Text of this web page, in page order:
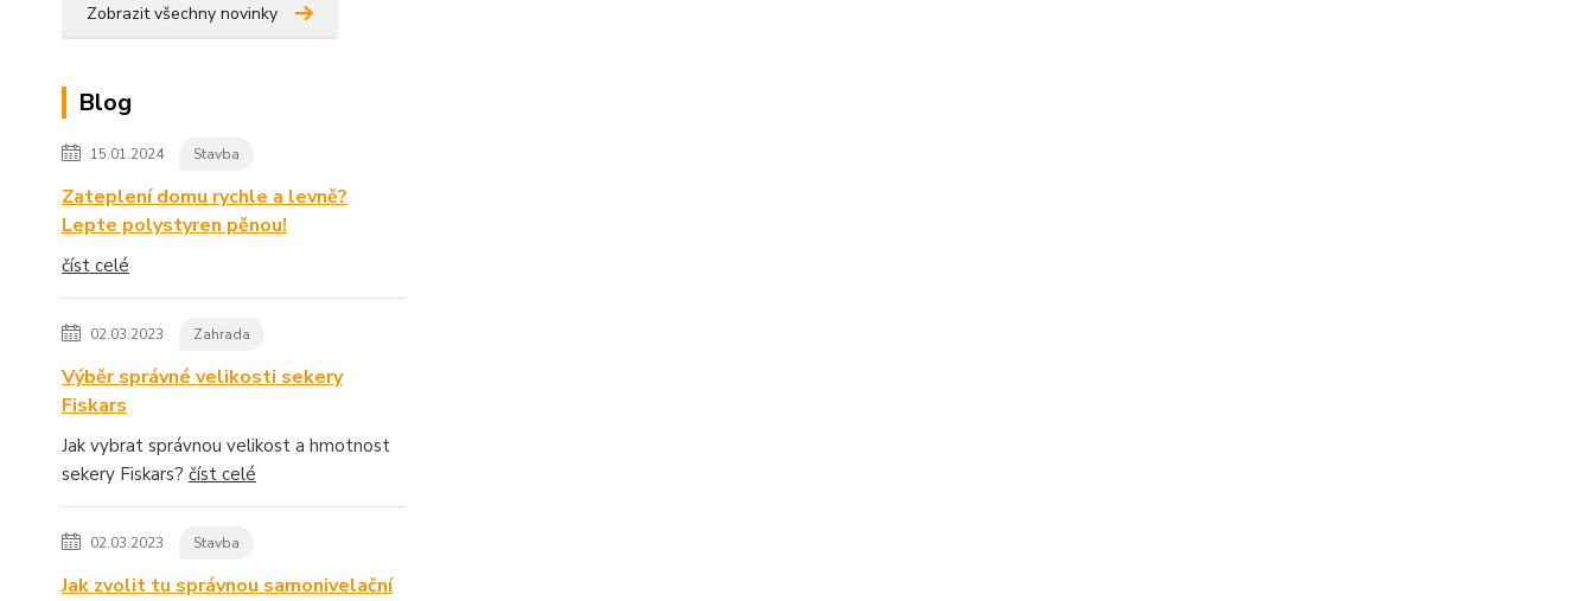
Zobrazit všechny novinky
Blog
15.01.2024 Stavba
Zateplení domu rychle a levně?
Lepte polystyren pěnou!
číst celé
02.03.2023 Zahrada
Výběr správné velikosti sekery
Fiskars
Jak vybrat správnou velikost a hmotnost
sekery Fiskars? číst celé
02.03.2023 Stavba
Jak zvolit tu správnou samonivelační